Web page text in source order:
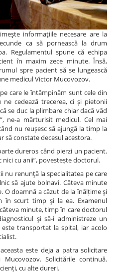
informaţiile necesare are la
ca să pornească la drum
Regulamentul spune că echipa
în maxim zece minute. Însă,
spre pacient să se lungească
medicul Victor Mucovozov.
care le întâmpinăm sunt cele din
cedează trecerea, ci și pietonii
se duc la plimbare chiar dacă văd
ne-a mărturisit medicul. Cel mai
nu reușesc să ajungă la timp la
să constate decesul acestora.
dureros când pierzi un pacient.
nici cu anii”, povestește doctorul.
nu renunţă la specialitatea pe care
să ajute bolnavi. Câteva minute
O doamnă a căzut de la înălțime şi
în scurt timp şi la ea. Examenul
minute, timp în care doctorul
şi să-i administreze un
este transportat la spital, iar acolo
este deja a patra solicitare
Solicitările continuă.
cu alte dureri.